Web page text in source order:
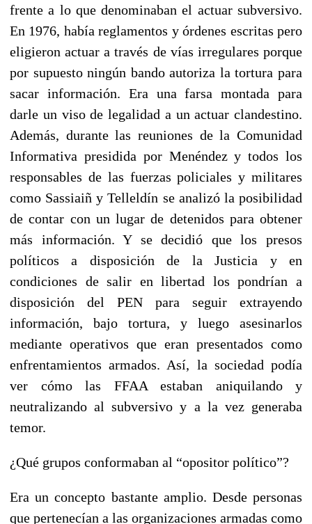
frente a lo que denominaban el actuar subversivo.
En 1976, había reglamentos y órdenes escritas pero
eligieron actuar a través de vías irregulares porque
por supuesto ningún bando autoriza la tortura para
sacar información. Era una farsa montada para
darle un viso de legalidad a un actuar clandestino.
Además, durante las reuniones de la Comunidad
Informativa presidida por Menéndez y todos los
responsables de las fuerzas policiales y militares
como Sassiaiñ y Telleldín se analizó la posibilidad
de contar con un lugar de detenidos para obtener
más información. Y se decidió que los presos
políticos a disposición de la Justicia y en
condiciones de salir en libertad los pondrían a
disposición del PEN para seguir extrayendo
información, bajo tortura, y luego asesinarlos
mediante operativos que eran presentados como
enfrentamientos armados. Así, la sociedad podía
ver cómo las FFAA estaban aniquilando y
neutralizando al subversivo y a la vez generaba
temor.
¿Qué grupos conformaban al “opositor político”?
Era un concepto bastante amplio. Desde personas
que pertenecían a las organizaciones armadas como